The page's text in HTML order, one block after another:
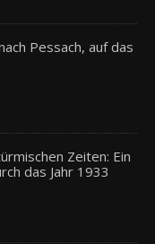
Pessach, auf das
Zeiten: Ein
das Jahr 1933